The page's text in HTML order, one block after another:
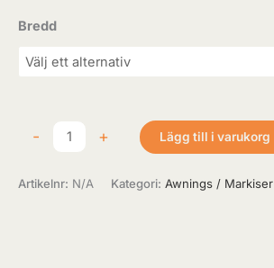
Bredd
- + Lägg till i varukorg
Artikelnr: N/A Kategori: Awnings / Markiser